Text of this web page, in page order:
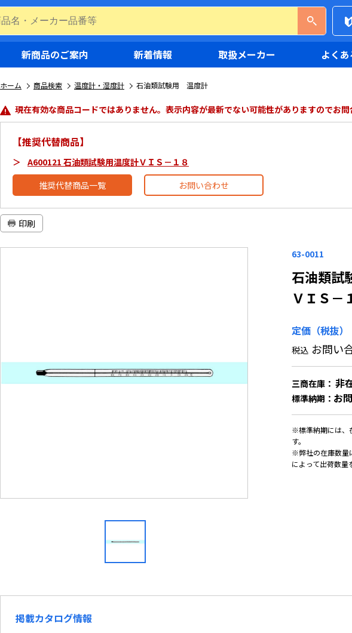
新商品のご案内 新着情報 取扱メーカー よく
ホーム 商品検索 温度計・湿度計 石油類試験用 温度計
現在有効な商品コードではありません。表示内容が最新でない可能性がありますのでお
【推奨代替商品】
A600121 石油類試験用温度計ＶＩＳ－１８
推奨代替商品一覧
お問い合わせ
印刷
63-0011
石油類
ＶＩＳ－
定価（税抜）
税込 お問い
三商在庫： 非
標準納期： お
※標準納期には、
す。
※弊社の在庫数量
によって出荷数
掲載カタログ情報